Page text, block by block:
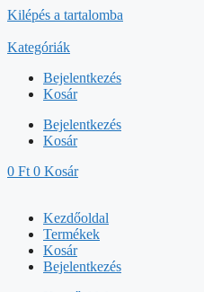
Kilépés a tartalomba
Kategóriák
Bejelentkezés
Kosár
Bejelentkezés
Kosár
0 Ft 0 Kosár
Kezdőoldal
Termékek
Kosár
Bejelentkezés